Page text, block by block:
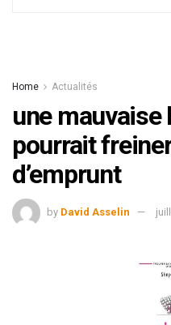
Home Actualités
une mauvaise
pourrait
d’emprunt
by David Asselin